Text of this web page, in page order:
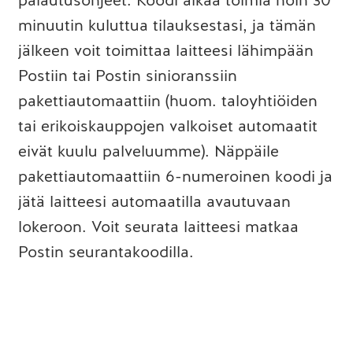
minuutin kuluttua tilauksestasi, ja tämän
jälkeen voit toimittaa laitteesi lähimpään
Postiin tai Postin sinioranssiin
pakettiautomaattiin (huom. taloyhtiöiden
tai erikoiskauppojen valkoiset automaatit
eivät kuulu palveluumme). Näppäile
pakettiautomaattiin 6-numeroinen koodi ja
jätä laitteesi automaatilla avautuvaan
lokeroon. Voit seurata laitteesi matkaa
Postin seurantakoodilla.